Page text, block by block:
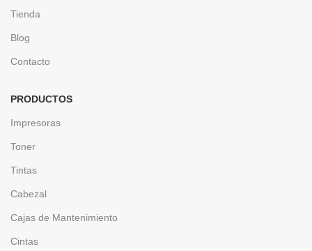
Tienda
Blog
Contacto
PRODUCTOS
Impresoras
Toner
Tintas
Cabezal
Cajas de Mantenimiento
Cintas